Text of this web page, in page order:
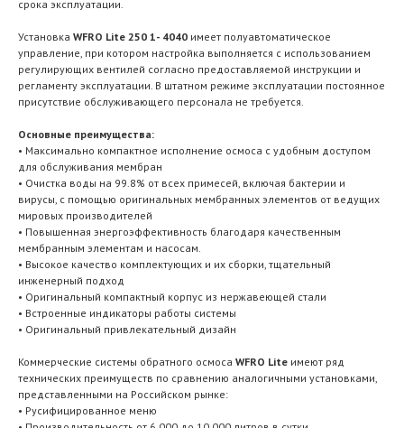
срока эксплуатации.
Установка WFRO Lite 250 1- 4040 имеет полуавтоматическое
управление, при котором настройка выполняется с использованием
регулирующих вентилей согласно предоставляемой инструкции и
регламенту эксплуатации. В штатном режиме эксплуатации постоянное
присутствие обслуживающего персонала не требуется.
Основные преимущества:
• Максимально компактное исполнение осмоса с удобным доступом
для обслуживания мембран
• Очистка воды на 99.8% от всех примесей, включая бактерии и
вирусы, с помощью оригинальных мембранных элементов от ведущих
мировых производителей
• Повышенная энергоэффективность благодаря качественным
мембранным элементам и насосам.
• Высокое качество комплектующих и их сборки, тщательный
инженерный подход
• Оригинальный компактный корпус из нержавеющей стали
• Встроенные индикаторы работы системы
• Оригинальный привлекательный дизайн
Коммерческие системы обратного осмоса WFRO Lite имеют ряд
технических преимуществ по сравнению аналогичными установками,
представленными на Российском рынке:
• Русифицированное меню